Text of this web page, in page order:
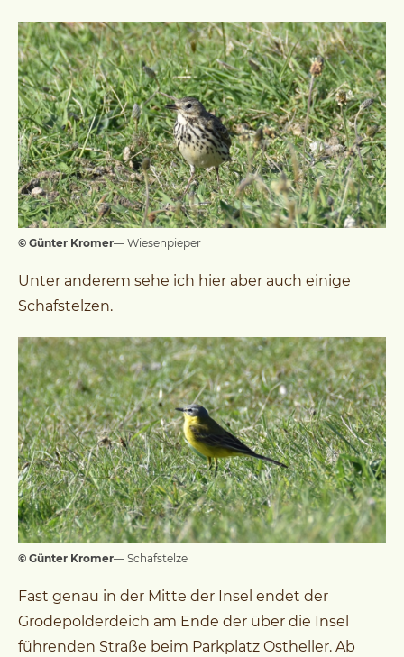
© Günter Kromer— Wiesenpieper
Unter anderem sehe ich hier aber auch einige
Schafstelzen.
© Günter Kromer— Schafstelze
Fast genau in der Mitte der Insel endet der
Grodepolderdeich am Ende der über die Insel
führenden Straße beim Parkplatz Ostheller. Ab